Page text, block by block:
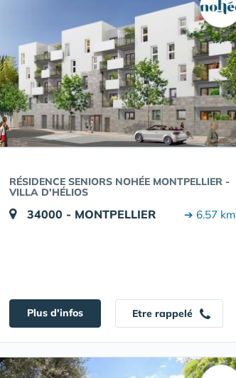
RÉSIDENCE SENIORS NOHÉE MONTPELLIER -
VILLA D'HÉLIOS
34000 - MONTPELLIER ➔ 6.57 km
Plus d'infos Etre rappelé